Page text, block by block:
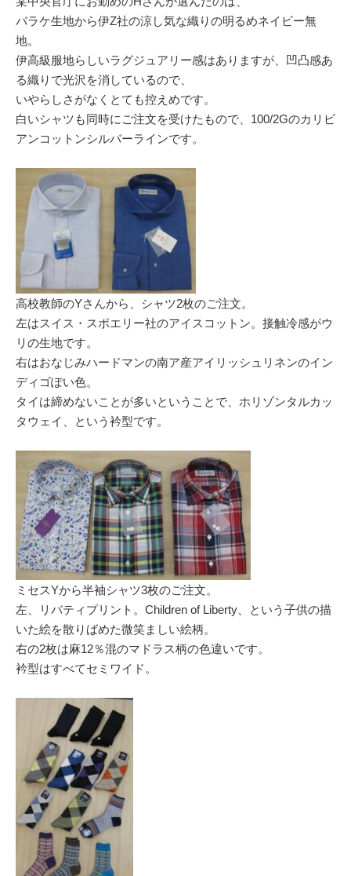
バラケ生地から伊Z社の涼し気な織りの明るめネイビー無
地。
伊高級服地らしいラグジュアリー感はありますが、凹凸感あ
る織りで光沢を消しているので、
いやらしさがなくとても控えめです。
白いシャツも同時にご注文を受けたもので、100/2Gのカリビ
アンコットンシルバーラインです。
高校教師のYさんから、シャツ2枚のご注文。
左はスイス・スポエリー社のアイスコットン。接触冷感がウ
リの生地です。
右はおなじみハードマンの南ア産アイリッシュリネンのイン
ディゴぽい色。
タイは締めないことが多いということで、ホリゾンタルカッ
タウェイ、という衿型です。
ミセスYから半袖シャツ3枚のご注文。
左、リバティプリント。Children of Liberty、という子供の描
いた絵を散りばめた微笑ましい絵柄。
右の2枚は麻12％混のマドラス柄の色違いです。
衿型はすべてセミワイド。